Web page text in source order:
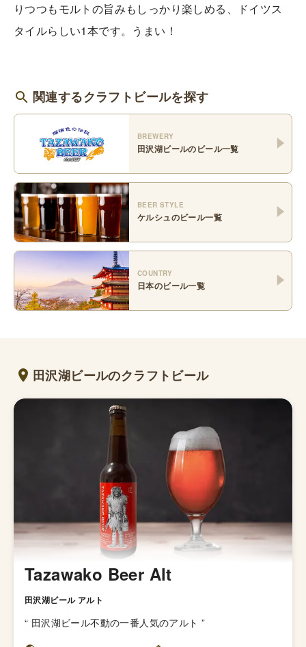
りつつもモルトの旨みもしっかり楽しめる、ドイツス
タイルらしい1本です。うまい！
関連するクラフトビールを探す
BREWERY
田沢湖ビールのビール一覧
BEER STYLE
ケルシュ のビール一覧
COUNTRY
日本のビール一覧
田沢湖ビールのクラフトビール
Tazawako Beer Alt
田沢湖ビール アルト
“ 田沢湖ビール不動の一番人気のアルト ”